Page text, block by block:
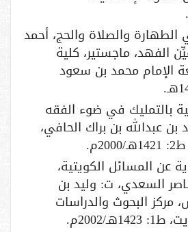
الطهارة والصلاة والحج، أحمد
الفهد، ماجستير، كلية
الإمام محمد بن سعود
بالتمليك في ضوء الفقه
بن عبدالله بن براك الحافي،
عن المسائل الكويتية،
السعدي، ت: وليد بن
مركز البحوث والدراسات
2002م.